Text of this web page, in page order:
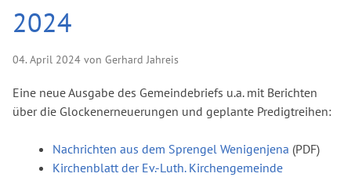
2024
04. April 2024 von Gerhard Jahreis
Eine neue Ausgabe des Gemeindebriefs u.a. mit Berichten
über die Glockenerneuerungen und geplante Predigtreihen:
Nachrichten aus dem Sprengel Wenigenjena (PDF)
Kirchenblatt der Ev.-Luth. Kirchengemeinde